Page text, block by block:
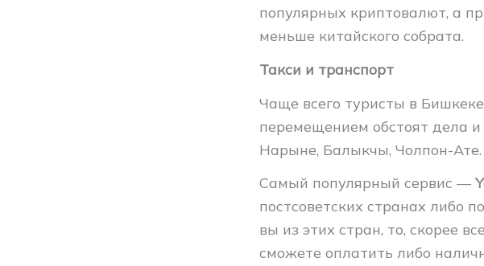
популярных криптовалют, а
меньше китайского собрата.
Такси и транспорт
Чаще всего туристы в
перемещением обстоят дела
Нарыне, Балыкчы, Чолпон-Ате.
Самый популярный сервис —
постсоветских странах либо
вы из этих стран, то, скорее
сможете оплатить либо